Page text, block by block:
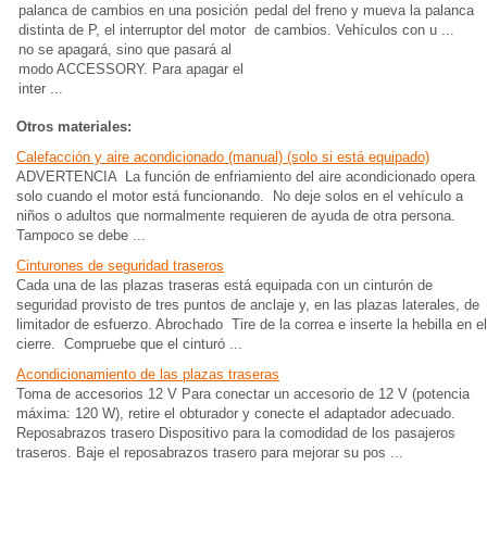
palanca de cambios en una posición
distinta de P, el interruptor del motor
no se apagará, sino que pasará al
modo ACCESSORY. Para apagar el
inter ...
pedal del freno y mueva la palanca
de cambios. Vehículos con u ...
Otros materiales:
Calefacción y aire acondicionado (manual) (solo si está equipado)
ADVERTENCIA La función de enfriamiento del aire acondicionado opera
solo cuando el motor está funcionando. No deje solos en el vehículo a
niños o adultos que normalmente requieren de ayuda de otra persona.
Tampoco se debe ...
Cinturones de seguridad traseros
Cada una de las plazas traseras está equipada con un cinturón de
seguridad provisto de tres puntos de anclaje y, en las plazas laterales, de
limitador de esfuerzo. Abrochado Tire de la correa e inserte la hebilla en el
cierre. Compruebe que el cinturó ...
Acondicionamiento de las plazas traseras
Toma de accesorios 12 V Para conectar un accesorio de 12 V (potencia
máxima: 120 W), retire el obturador y conecte el adaptador adecuado.
Reposabrazos trasero Dispositivo para la comodidad de los pasajeros
traseros. Baje el reposabrazos trasero para mejorar su pos ...